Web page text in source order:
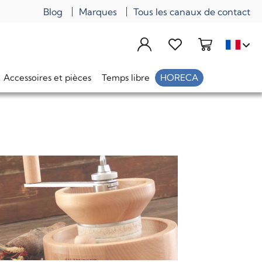
Blog Marques Tous les canaux de contact
Accessoires et pièces Temps libre HORECA